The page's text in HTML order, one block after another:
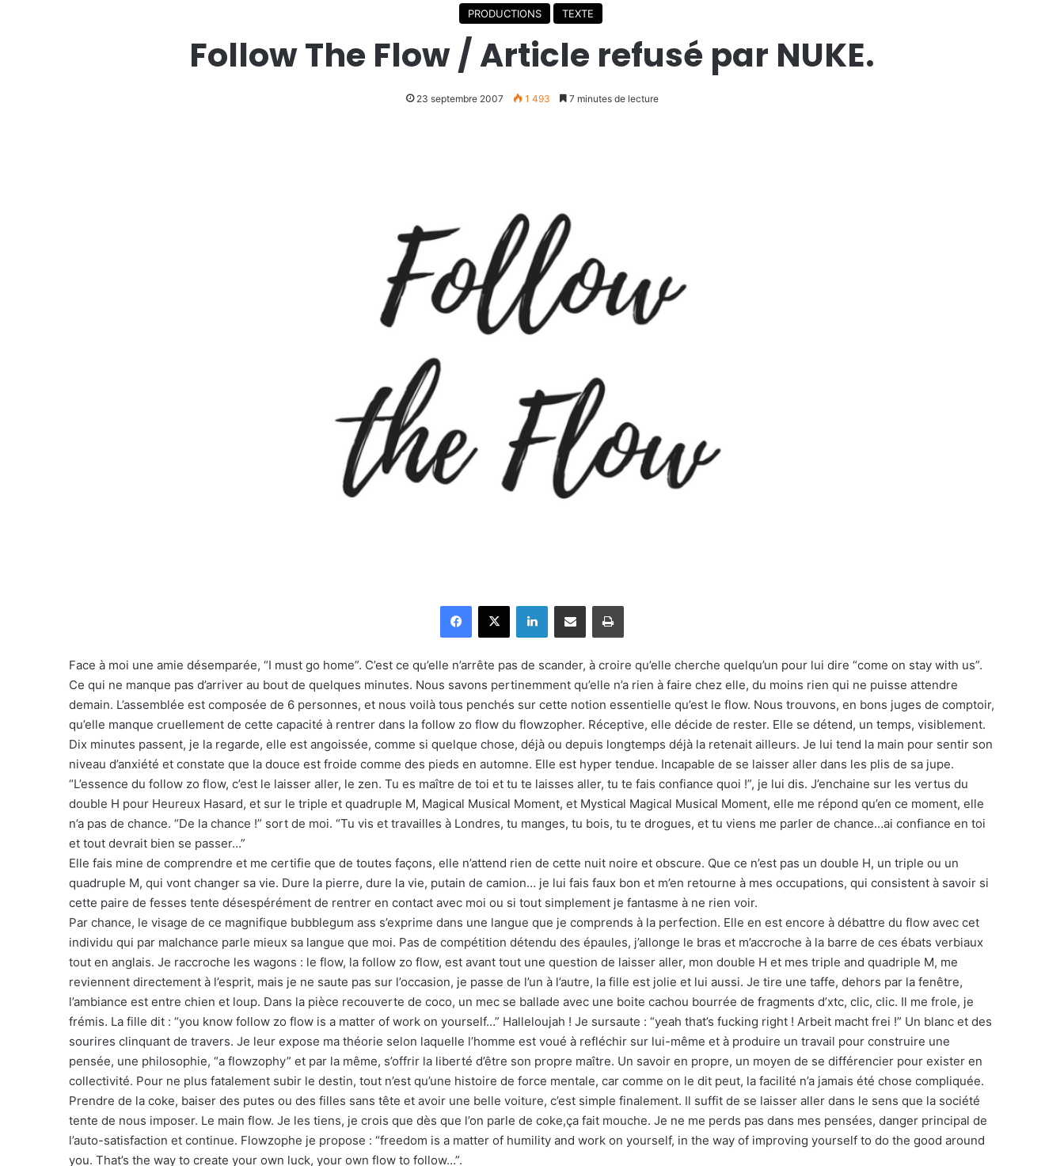
PRODUCTIONS TEXTE
Follow The Flow / Article refusé par NUKE.
23 septembre 2007 1 493 7 minutes de lecture
Facebook
X LinkedinPartager par email Imprimer
Face à moi une amie désemparée, “I must go home”. C’est ce qu’elle n’arrête pas de scander, à croire qu’elle cherche quelqu’un pour lui dire “come on stay with us”.
Ce qui ne manque pas d’arriver au bout de quelques minutes. Nous savons pertinemment qu’elle n’a rien à faire chez elle, du moins rien qui ne puisse attendre
demain. L’assemblée est composée de 6 personnes, et nous voilà tous penchés sur cette notion essentielle qu’est le flow. Nous trouvons, en bons juges de comptoir,
qu’elle manque cruellement de cette capacité à rentrer dans la follow zo flow du flowzopher. Réceptive, elle décide de rester. Elle se détend, un temps, visiblement.
Dix minutes passent, je la regarde, elle est angoissée, comme si quelque chose, déjà ou depuis longtemps déjà la retenait ailleurs. Je lui tend la main pour sentir son
niveau d’anxiété et constate que la douce est froide comme des pieds en automne. Elle est hyper tendue. Incapable de se laisser aller dans les plis de sa jupe.
“L’essence du follow zo flow, c’est le laisser aller, le zen. Tu es maître de toi et tu te laisses aller, tu te fais confiance quoi !”, je lui dis. J’enchaine sur les vertus du
double H pour Heureux Hasard, et sur le triple et quadruple M, Magical Musical Moment, et Mystical Magical Musical Moment, elle me répond qu’en ce moment, elle
n’a pas de chance. “De la chance !” sort de moi. “Tu vis et travailles à Londres, tu manges, tu bois, tu te drogues, et tu viens me parler de chance…ai confiance en toi
et tout devrait bien se passer…”
Elle fais mine de comprendre et me certifie que de toutes façons, elle n’attend rien de cette nuit noire et obscure. Que ce n’est pas un double H, un triple ou un
quadruple M, qui vont changer sa vie. Dure la pierre, dure la vie, putain de camion… je lui fais faux bon et m’en retourne à mes occupations, qui consistent à savoir si
cette paire de fesses tente désespérément de rentrer en contact avec moi ou si tout simplement je fantasme à ne rien voir.
Par chance, le visage de ce magnifique bubblegum ass s’exprime dans une langue que je comprends à la perfection. Elle en est encore à débattre du flow avec cet
individu qui par malchance parle mieux sa langue que moi. Pas de compétition détendu des épaules, j’allonge le bras et m’accroche à la barre de ces ébats verbiaux
tout en anglais. Je raccroche les wagons : le flow, la follow zo flow, est avant tout une question de laisser aller, mon double H et mes triple and quadriple M, me
reviennent directement à l’esprit, mais je ne saute pas sur l’occasion, je passe de l’un à l’autre, la fille est jolie et lui aussi. Je tire une taffe, dehors par la fenêtre,
l’ambiance est entre chien et loup. Dans la pièce recouverte de coco, un mec se ballade avec une boite cachou bourrée de fragments d’xtc, clic, clic. Il me frole, je
frémis. La fille dit : “you know follow zo flow is a matter of work on yourself…” Halleloujah ! Je sursaute : “yeah that’s fucking right ! Arbeit macht frei !” Un blanc et des
sourires clinquant de travers. Je leur expose ma théorie selon laquelle l’homme est voué à refléchir sur lui-même et à produire un travail pour construire une
pensée, une philosophie, “a flowzophy” et par la même, s’offrir la liberté d’être son propre maître. Un savoir en propre, un moyen de se différencier pour exister en
collectivité. Pour ne plus fatalement subir le destin, tout n’est qu’une histoire de force mentale, car comme on le dit peut, la facilité n’a jamais été chose compliquée.
Prendre de la coke, baiser des putes ou des filles sans tête et avoir une belle voiture, c’est simple finalement. Il suffit de se laisser aller dans le sens que la société
tente de nous imposer. Le main flow. Je les tiens, je crois que dès que l’on parle de coke,ça fait mouche. Je ne me perds pas dans mes pensées, danger principal de
l’auto-satisfaction et continue. Flowzophe je propose : “freedom is a matter of humility and work on yourself, in the way of improving yourself to do the good around
you. That’s the way to create your own luck, your own flow to follow…”.